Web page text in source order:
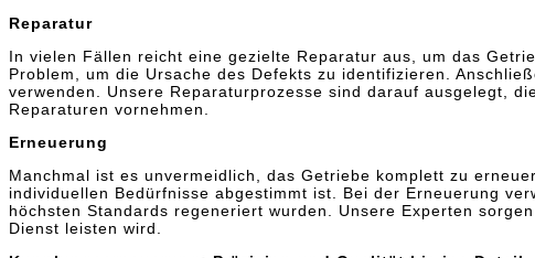
Reparatur
In vielen Fällen reicht eine gezielte Reparatur aus, um das
Problem, um die Ursache des Defekts zu identifizieren.
verwenden. Unsere Reparaturprozesse sind darauf ausgelegt,
Reparaturen vornehmen.
Erneuerung
Manchmal ist es unvermeidlich, das Getriebe komplett zu
individuellen Bedürfnisse abgestimmt ist. Bei der Erneuerung
höchsten Standards regeneriert wurden. Unsere Experten
Dienst leisten wird.